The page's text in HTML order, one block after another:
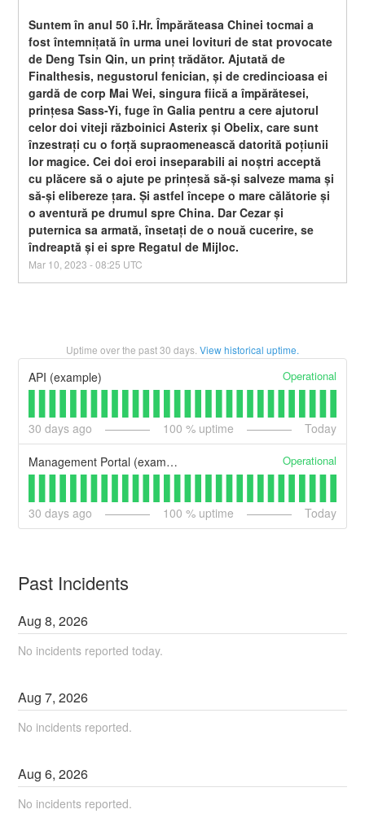
Suntem în anul 50 î.Hr. Împărăteasa Chinei tocmai a
fost întemnițată în urma unei lovituri de stat provocate
de Deng Tsin Qin, un prinț trădător. Ajutată de
Finalthesis, negustorul fenician, și de credincioasa ei
gardă de corp Mai Wei, singura fiică a împărătesei,
prințesa Sass-Yi, fuge în Galia pentru a cere ajutorul
celor doi viteji războinici Asterix și Obelix, care sunt
înzestrați cu o forță supraomenească datorită poțiunii
lor magice. Cei doi eroi inseparabili ai noștri acceptă
cu plăcere să o ajute pe prințesă să-și salveze mama și
să-și elibereze țara. Și astfel începe o mare călătorie și
o aventură pe drumul spre China. Dar Cezar și
puternica sa armată, însetați de o nouă cucerire, se
îndreaptă și ei spre Regatul de Mijloc.
Mar 10 ,2023 -08:25 UTC
Uptime over the past30 days. View historical uptime.
API (example) Operational
30 days ago 100 % uptime Today
Management Portal (example) Operational
30 days ago 100 % uptime Today
Past Incidents
Aug8,2026
No incidents reported today.
Aug7,2026
No incidents reported.
Aug6,2026
No incidents reported.